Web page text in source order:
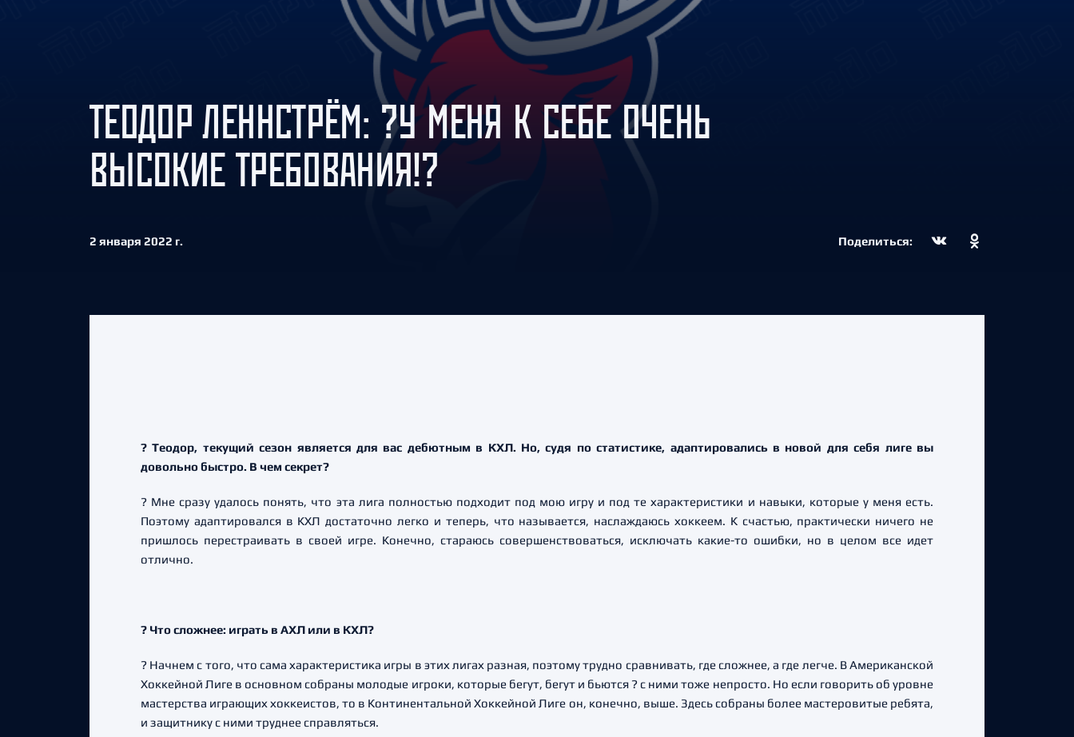
Амур
Барыс
Салават Юлаев
Сибирь
ТЕОДОР ЛЕННСТРЁМ: ?У МЕНЯ К СЕБЕ ОЧЕНЬ
ВЫСОКИЕ ТРЕБОВАНИЯ!?
2 января 2022 г. Поделиться:
? Теодор, текущий сезон является для вас дебютным в КХЛ. Но, судя по статистике, адаптировались в новой для себя лиге вы
довольно быстро. В чем секрет?
? Мне сразу удалось понять, что эта лига полностью подходит под мою игру и под те характеристики и навыки, которые у меня есть.
Поэтому адаптировался в КХЛ достаточно легко и теперь, что называется, наслаждаюсь хоккеем. К счастью, практически ничего не
пришлось перестраивать в своей игре. Конечно, стараюсь совершенствоваться, исключать какие-то ошибки, но в целом все идет
отлично.
? Что сложнее: играть в АХЛ или в КХЛ?
? Начнем с того, что сама характеристика игры в этих лигах разная, поэтому трудно сравнивать, где сложнее, а где легче. В Американской
Хоккейной Лиге в основном собраны молодые игроки, которые бегут, бегут и бьются ? с ними тоже непросто. Но если говорить об уровне
мастерства играющих хоккеистов, то в Континентальной Хоккейной Лиге он, конечно, выше. Здесь собраны более мастеровитые ребята,
и защитнику с ними труднее справляться.